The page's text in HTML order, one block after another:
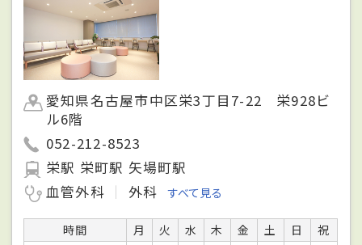
愛知県名古屋市中区栄3丁目7-22 栄928ビ
ル6階
052-212-8523
栄駅 栄町駅 矢場町駅
血管外科
外科 すべて見る
時間 月 火 水 木 金 土 日
祝